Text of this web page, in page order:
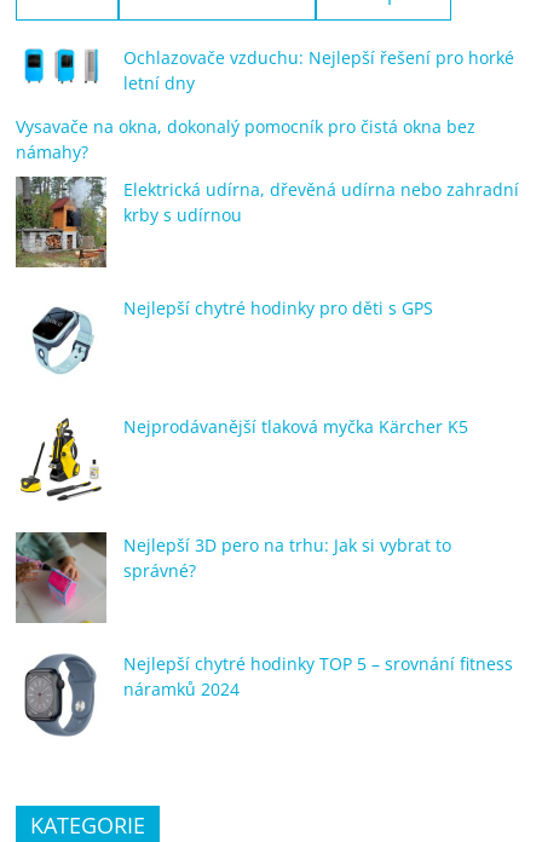
Ochlazovače vzduchu: Nejlepší řešení pro horké
letní dny
Vysavače na okna, dokonalý pomocník pro čistá okna bez
námahy?
Elektrická udírna, dřevěná udírna nebo zahradní
krby s udírnou
Nejlepší chytré hodinky pro děti s GPS
Nejprodávanější tlaková myčka Kärcher K5
Nejlepší 3D pero na trhu: Jak si vybrat to
správné?
Nejlepší chytré hodinky TOP 5 – srovnání fitness
náramků 2024
KATEGORIE